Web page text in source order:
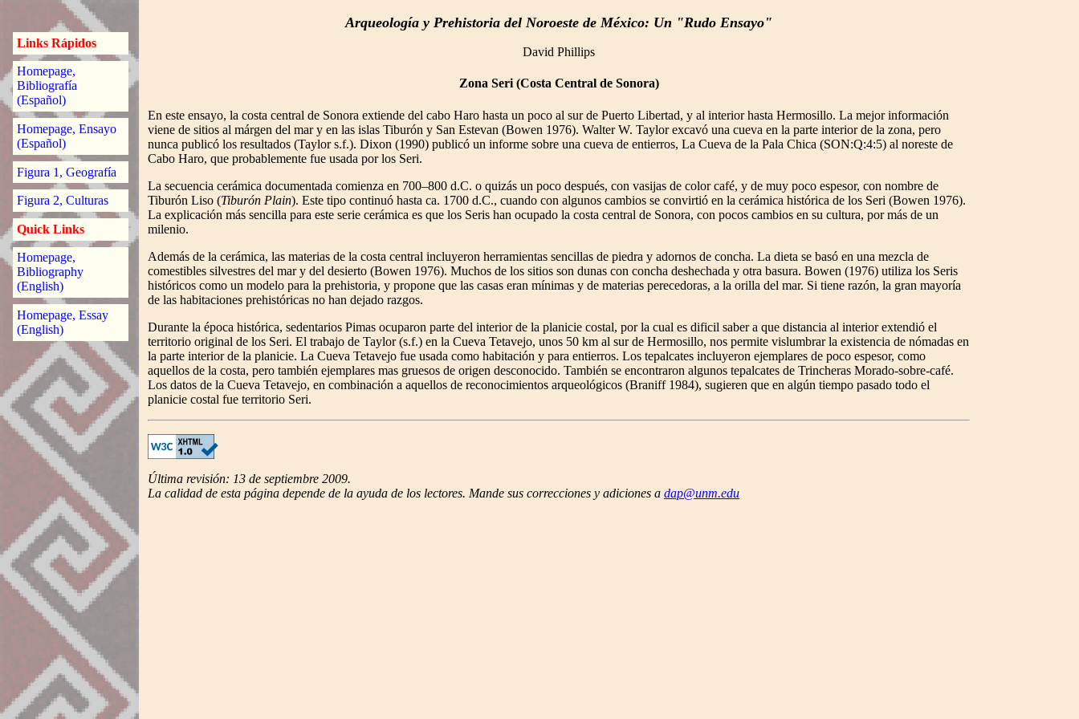
Links Rápidos
Homepage,
Bibliografía
(Español)
Homepage, Ensayo
(Español)
Figura 1, Geografía
Figura 2, Culturas
Quick Links
Homepage,
Bibliography
(English)
Homepage, Essay
(English)
Arqueología y Prehistoria del Noroeste de México: Un "Rudo Ensayo"
David Phillips
Zona Seri (Costa Central de Sonora)
En este ensayo, la costa central de Sonora extiende del cabo Haro hasta un poco al sur de Puerto Libertad, y al interior hasta Hermosillo. La mejor información
viene de sitios al márgen del mar y en las islas Tiburón y San Estevan (Bowen 1976). Walter W. Taylor excavó una cueva en la parte interior de la zona, pero
nunca publicó los resultados (Taylor s.f.). Dixon (1990) publicó un informe sobre una cueva de entierros, La Cueva de la Pala Chica (SON:Q:4:5) al noreste de
Cabo Haro, que probablemente fue usada por los Seri.
La secuencia cerámica documentada comienza en 700–800 d.C. o quizás un poco después, con vasijas de color café, y de muy poco espesor, con nombre de
Tiburón Liso (Tiburón Plain). Este tipo continuó hasta ca. 1700 d.C., cuando con algunos cambios se convirtió en la cerámica histórica de los Seri (Bowen 1976).
La explicación más sencilla para este serie cerámica es que los Seris han ocupado la costa central de Sonora, con pocos cambios en su cultura, por más de un
milenio.
Además de la cerámica, las materias de la costa central incluyeron herramientas sencillas de piedra y adornos de concha. La dieta se basó en una mezcla de
comestibles silvestres del mar y del desierto (Bowen 1976). Muchos de los sitios son dunas con concha deshechada y otra basura. Bowen (1976) utiliza los Seris
históricos como un modelo para la prehistoria, y propone que las casas eran mínimas y de materias perecedoras, a la orilla del mar. Si tiene razón, la gran mayoría
de las habitaciones prehistóricas no han dejado razgos.
Durante la época histórica, sedentarios Pimas ocuparon parte del interior de la planicie costal, por la cual es dificil saber a que distancia al interior extendió el
territorio original de los Seri. El trabajo de Taylor (s.f.) en la Cueva Tetavejo, unos 50 km al sur de Hermosillo, nos permite vislumbrar la existencia de nómadas en
la parte interior de la planicie. La Cueva Tetavejo fue usada como habitación y para entierros. Los tepalcates incluyeron ejemplares de poco espesor, como
aquellos de la costa, pero también ejemplares mas gruesos de origen desconocido. También se encontraron algunos tepalcates de Trincheras Morado-sobre-café.
Los datos de la Cueva Tetavejo, en combinación a aquellos de reconocimientos arqueológicos (Braniff 1984), sugieren que en algún tiempo pasado todo el
planicie costal fue territorio Seri.
Última revisión: 13 de septiembre 2009.
La calidad de esta página depende de la ayuda de los lectores. Mande sus correcciones y adiciones a dap@unm.edu